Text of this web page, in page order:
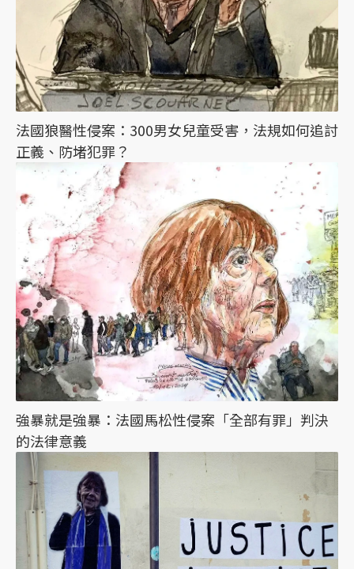
法國狼醫性侵案：300男女兒童受害，法規如何追討
正義、防堵犯罪？
強暴就是強暴：法國馬松性侵案「全部有罪」判決
的法律意義